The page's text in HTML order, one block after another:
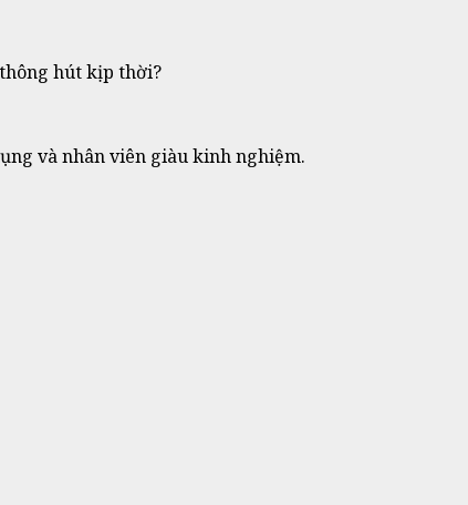
hút kịp thời?
và nhân viên giàu kinh nghiệm.